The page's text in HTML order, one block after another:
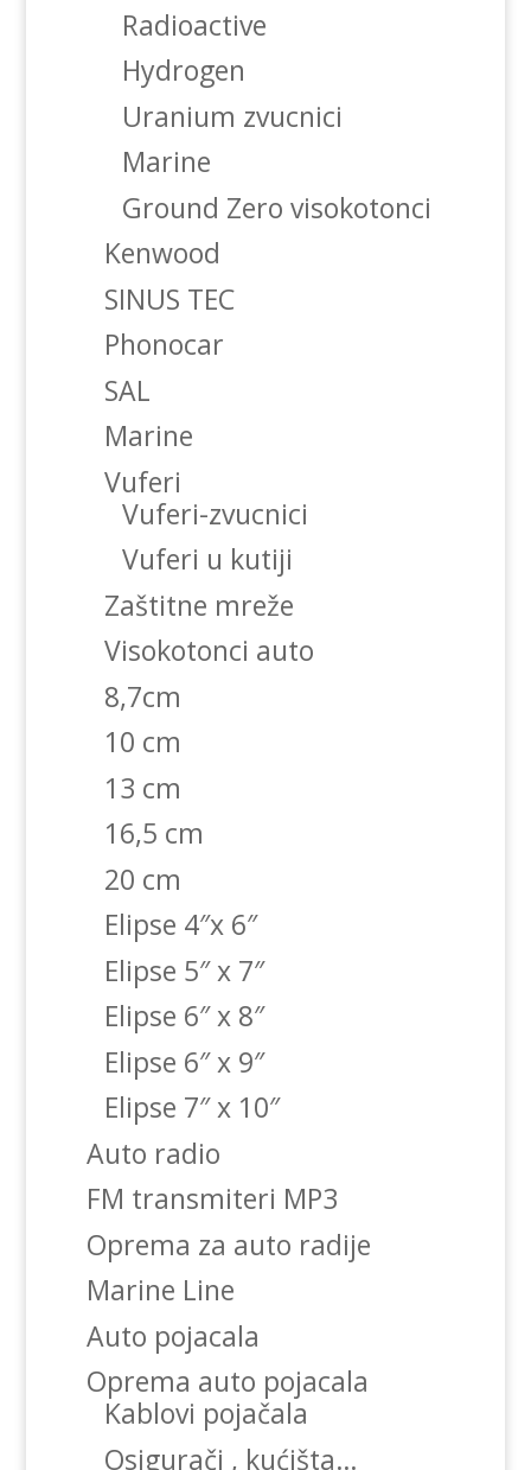
Radioactive
Hydrogen
Uranium zvucnici
Marine
Ground Zero visokotonci
Kenwood
SINUS TEC
Phonocar
SAL
Marine
Vuferi
Vuferi-zvucnici
Vuferi u kutiji
Zaštitne mreže
Visokotonci auto
8,7cm
10 cm
13 cm
16,5 cm
20 cm
Elipse 4″x 6″
Elipse 5″ x 7″
Elipse 6″ x 8″
Elipse 6″ x 9″
Elipse 7″ x 10″
Auto radio
FM transmiteri MP3
Oprema za auto radije
Marine Line
Auto pojacala
Oprema auto pojacala
Kablovi pojačala
Osigurači , kućišta…